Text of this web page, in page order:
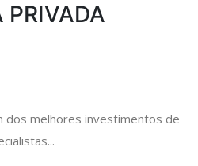
PRIVADA
dos melhores investimentos de